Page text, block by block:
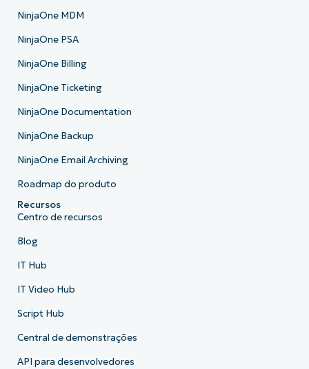
NinjaOne MDM
NinjaOne PSA
NinjaOne Billing
NinjaOne Ticketing
NinjaOne Documentation
NinjaOne Backup
NinjaOne Email Archiving
Roadmap do produto
Recursos
Centro de recursos
Blog
IT Hub
IT Video Hub
Script Hub
Central de demonstrações
API para desenvolvedores